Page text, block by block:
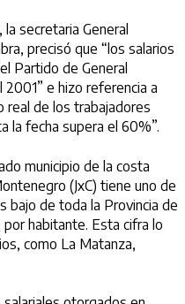
secretaria General
precisó que “los salarios
Partido de General
e hizo referencia a
real de los trabajadores
la fecha supera el 60%”.
municipio de la costa
(JxC) tiene uno de
bajo de toda la Provincia de
habitante. Esta cifra lo
como La Matanza,